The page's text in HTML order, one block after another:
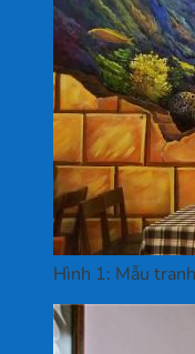
Hình 1: Mẫu